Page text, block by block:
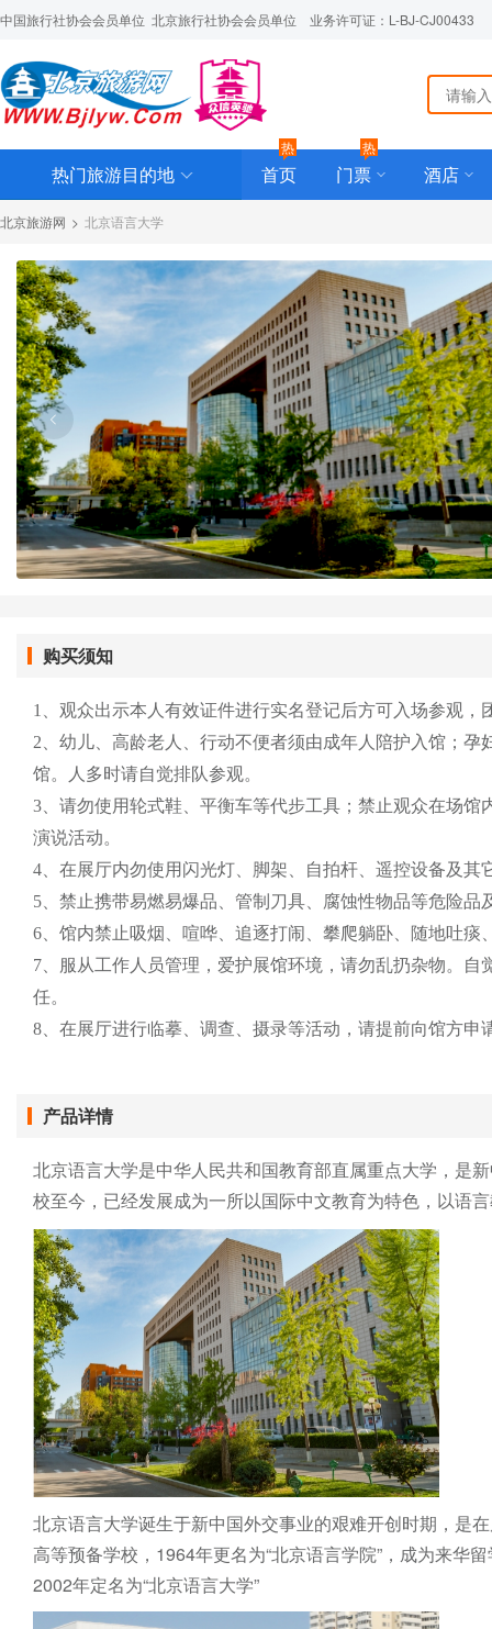
中国旅行社协会会员单位  北京旅行社协会会员单位    业务许可证：L-BJ-CJ00433
热门旅游目的地 首页
热
门票
热
酒店
北京旅游网 > 北京语言大学
购买须知
1、观众出示本人有效证件进行实名登记后方可入场参观，
2、幼儿、高龄老人、行动不便者须由成年人陪护入馆；
馆。人多时请自觉排队参观。
3、请勿使用轮式鞋、平衡车等代步工具；禁止观众在场
演说活动。
4、在展厅内勿使用闪光灯、脚架、自拍杆、遥控设备及
5、禁止携带易燃易爆品、管制刀具、腐蚀性物品等危险品
6、馆内禁止吸烟、喧哗、追逐打闹、攀爬躺卧、随地吐痰
7、服从工作人员管理，爱护展馆环境，请勿乱扔杂物。
任。
8、在展厅进行临摹、调查、摄录等活动，请提前向馆方申
产品详情
北京语言大学是中华人民共和国教育部直属重点大学，是
校至今，已经发展成为一所以国际中文教育为特色，以语
北京语言大学诞生于新中国外交事业的艰难开创时期，是
高等预备学校，1964年更名为“北京语言学院”，成为来华